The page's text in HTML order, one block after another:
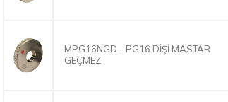
MPG16NGD - PG16 DİŞİ MASTAR
GEÇMEZ